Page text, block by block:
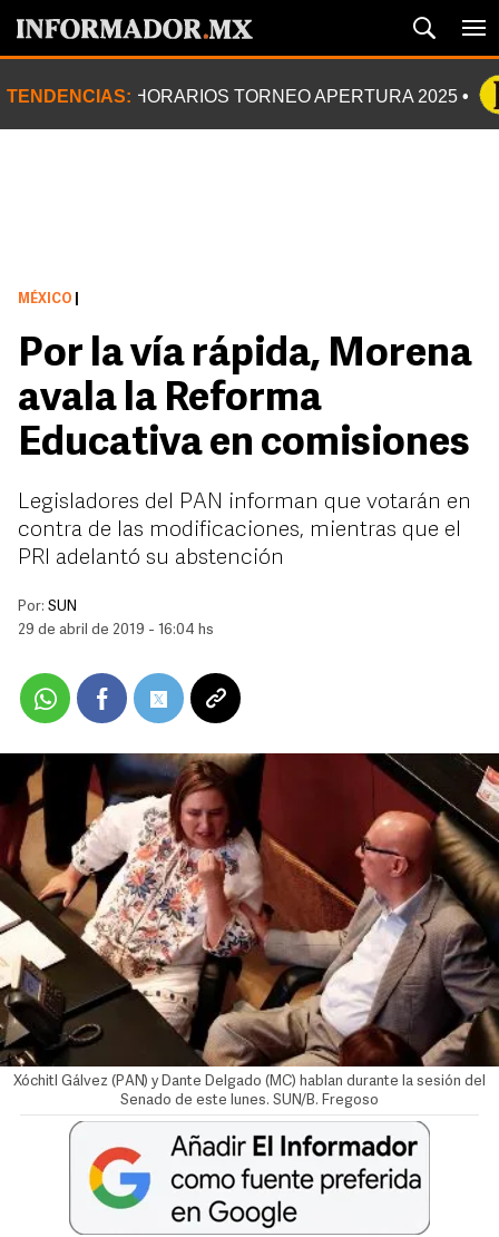
TENDENCIAS: HORARIOS TORNEO APERTURA 2025
MÉXICO
Por la vía rápida, Morena
avala la Reforma
Educativa en comisiones
Legisladores del PAN informan que votarán en
contra de las modificaciones, mientras que el
PRI adelantó su abstención
Por: SUN
29 de abril de 2019 - 16:04 hs
Xóchitl Gálvez (PAN) y Dante Delgado (MC) hablan durante la sesión del
Senado de este lunes. SUN/B. Fregoso